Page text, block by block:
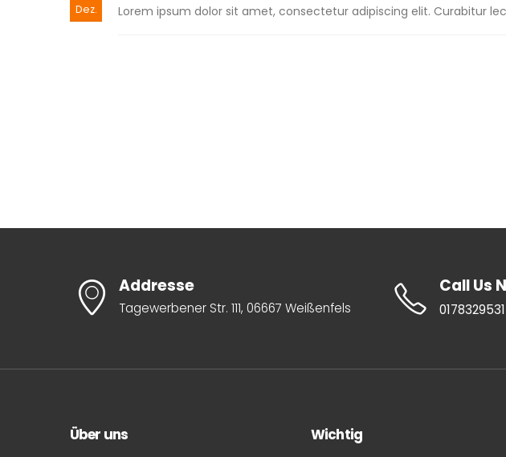
Dez. Lorem ipsum dolor sit amet, consectetur adipiscing elit. Curabitur
Addresse
Tagewerbener Str. 111, 06667 Weißenfels
Call Us
Über uns Wichtig